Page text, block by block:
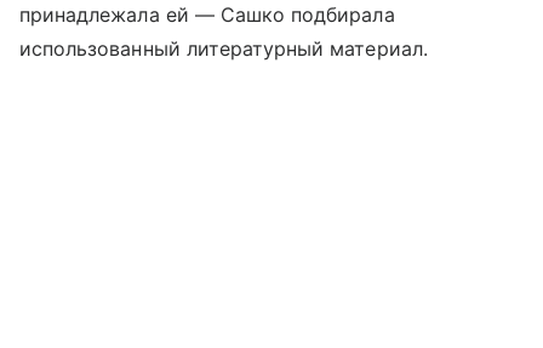
принадлежала ей — Сашко подбирала
использованный литературный материал.